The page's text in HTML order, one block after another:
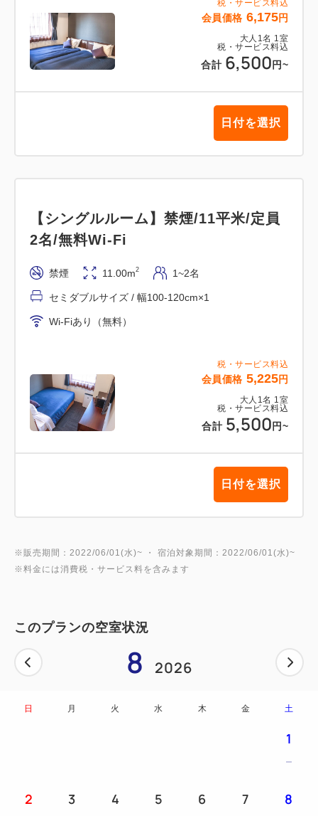
税・サービス料込
会員価格 6,175円
大人 1 名 1 室
税・サービス料込
合計 6,500 円~
日付を選択
税・サービス料込
会員価格 5,225円
大人 1 名 1 室
税・サービス料込
合計 5,500 円~
【シングルルーム】禁煙/11平米/定員
2名/無料Wi-Fi
禁煙 11.00m2 1~2名
セミダブルサイズ / 幅100-120cm×1
Wi-Fiあり（無料）
日付を選択
※販売期間：2022/06/01(水)~ ・ 宿泊対象期間：2022/06/01(水)~
※料金には消費税・サービス料を含みます
このプランの空室状況
8 2026
日 月 火 水 木 金 土
1
2 3 4 5 6 7 8